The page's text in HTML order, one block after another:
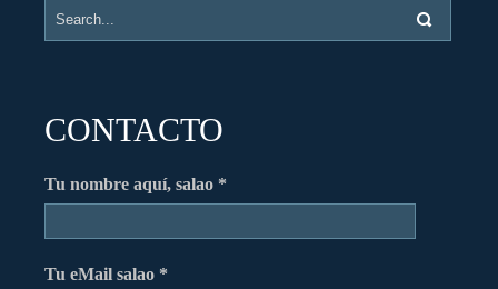
CONTACTO
Tu nombre aquí, salao *
Tu eMail salao *